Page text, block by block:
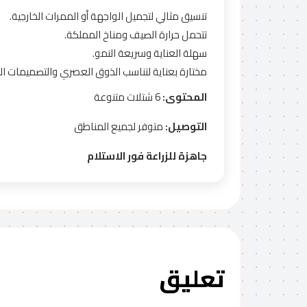
تنسيق مثالي لتجميل الواجهة أو الممرات الخارجية.
تتحمل حرارة الصيف ومناخ المملكة.
سهلة العناية وسريعة النمو.
مختارة بعناية لتناسب الذوق العصري والتصميمات
المحتوى:
التوصيل:متوفر لجميع المناطق
جاهزة للزراعة فور الاستلام
تعليق